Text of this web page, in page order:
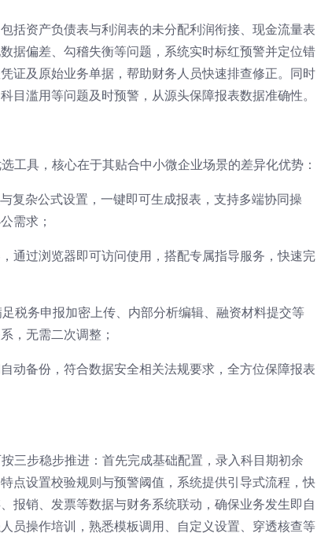
括资产负债表与利润表的未分配利润衔接、现金流量表
据偏差、勾稽失衡等问题，系统实时标红预警并定位错
证及原始业务单据，帮助财务人员快速排查修正。同时
目滥用等问题及时预警，从源头保障报表数据准确性。
工具，核心在于其贴合中小微企业场景的差异化优势：
复杂公式设置，一键即可生成报表，支持多端协同操
需求；
通过浏览器即可访问使用，搭配专属指导服务，快速完
税务申报加密上传、内部分析编辑、融资材料提交等
，无需二次调整；
动备份，符合数据安全相关法规要求，全方位保障报表
三步稳步推进：首先完成基础配置，录入科目期初余
点设置校验规则与预警阈值，系统提供引导式流程，快
报销、发票等数据与财务系统联动，确保业务发生即自
员操作培训，熟悉模板调用、自定义设置、穿透核查等